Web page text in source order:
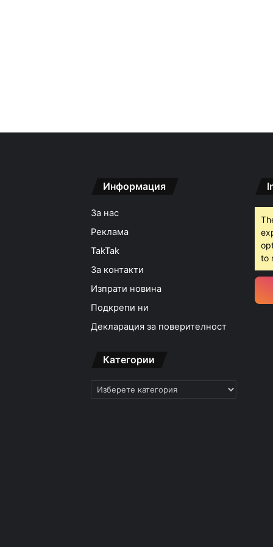
Информация
За нас
Реклама
TakTak
За контакти
Изпрати новина
Подкрепи ни
Декларация за поверителност
Категории
Категории
to